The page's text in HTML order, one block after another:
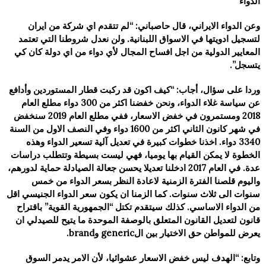
وعن الدواء الايراني، قال حاصباني: “لم تتقدم اي شركة من ايران
لتسجيل ادويتها في الاسواق اللبنانية. ولن نعدل شروطنا التي تعتمد
المعايير الدولية من اجل افساح المجال لأي دواء من اي دولة كان كي
يتسجل”.
وردا على سؤال، أجاب: “كيف اكون قد ركبت قطار المستوردين وأدافع
عن سياسة غلاء الدواء، ونحن خفضنا اكثر من 300 دواء مطلع العام
2018 ومستمرون في خفض الاسعار، ففي مطلع العام 2019 سنخفض
في شهر كانون الثاني اكثر من 1600 دواء وفي النصف الاول من السنة
3340 دواء. اخذنا خطوات كبيرة في تعديل آلية تسعير الدواء وهذه
الخطوة لا يمكن القيام بها يوميا، فهي ليست بسيطة وتتطلب دراسات
عدة. في العام 2017 ادخلنا تعديلا يحسن جعالة الصيادلة حماية لدورهم،
واليوم قلصنا الفترة الزمنية لاعادة النظر بسعر الدواء من خمس
سنوات الى ثلاث سنوات. كما الزمنا ان يكون سعر الدواء الجنيسي اقل
من الدواء الاساسي. كذلك سيتقدم تكتل “الجمهورية القوية” باقتراح
قانون لتعديل القانون المتعلق بالوصفة الموحدة ما يتيح للصيدلي ان
يعرض للمواطن حق الاختيار بين الgeneric وbrand.
وتابع: “الهدف ليس خفض الاسعار عشوائيا، لأن الامر يدمر السوق